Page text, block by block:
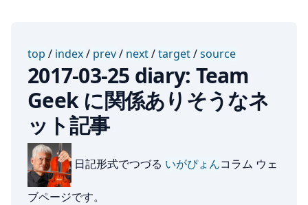
top / index/ prev/ next/target/source
2017-03-25 diary: Team
Geek に関係ありそうなネ
ット記事
日記形式でつづる いがぴょんコラム ウェ
ブページです。